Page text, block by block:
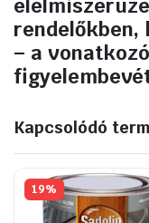
rendelőkben,
– a
Kapcsolódó
19%